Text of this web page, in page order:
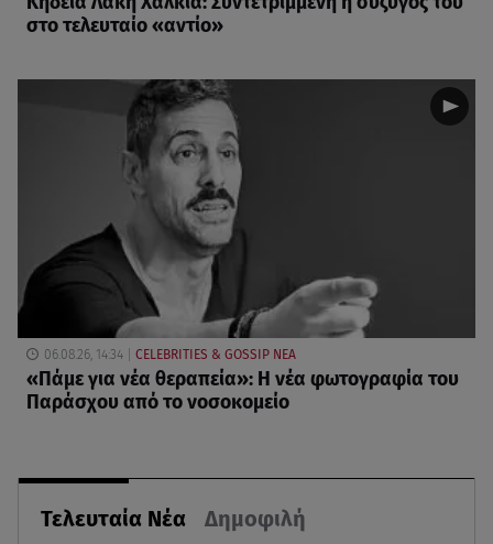
Τελευταία Νέα Δημοφιλή
στο τελευταίο «αντίο»
06.08.26, 14:34 CELEBRITIES & GOSSIP ΝΕΑ
«Πάμε για νέα θεραπεία»: Η νέα φωτογραφία του
Παράσχου από το νοσοκομείο